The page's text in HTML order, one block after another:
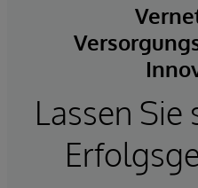
Lassen Sie